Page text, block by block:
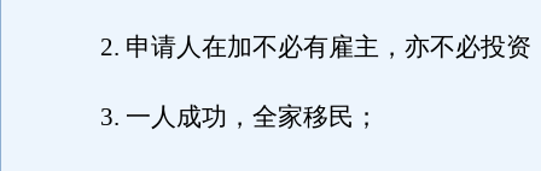
2. 申请人在加不必有雇主，亦不必投资
3. 一人成功，全家移民；